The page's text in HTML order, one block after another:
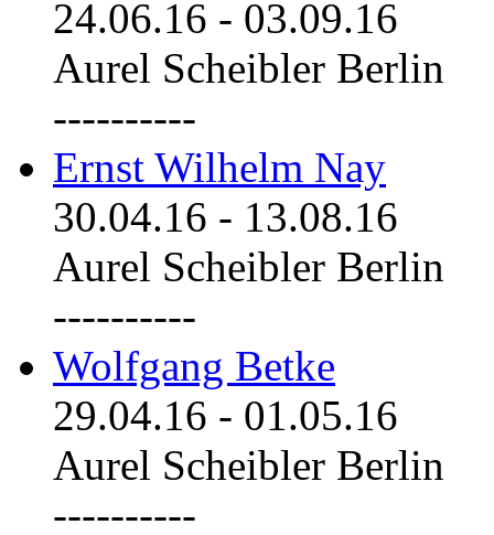
24.06.16 - 03.09.16
Aurel Scheibler Berlin
----------
Ernst Wilhelm Nay
30.04.16 - 13.08.16
Aurel Scheibler Berlin
----------
Wolfgang Betke
29.04.16 - 01.05.16
Aurel Scheibler Berlin
----------